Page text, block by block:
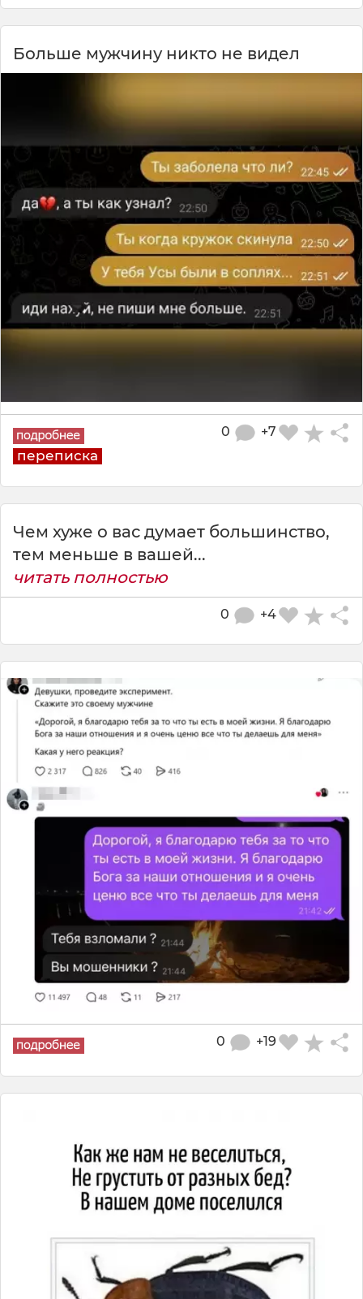
Больше мужчину никто не видел
переписка
+7
0
Чем хуже о вас думает большинство,
тем меньше в вашей...
читать полностью
+4
0
+19
0